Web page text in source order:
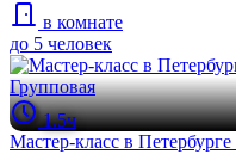
в комнате
до 5 человек
Групповая
1.5ч
Мастер-класс в